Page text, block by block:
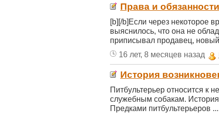
Права и
[b][/b]Если через некоторое
выяснилось, что она не
приписывал продавец,
16 лет, 8 месяцев назад
История
Питбультерьер относится к
служебным собакам.
Предками питбультерьеров ...